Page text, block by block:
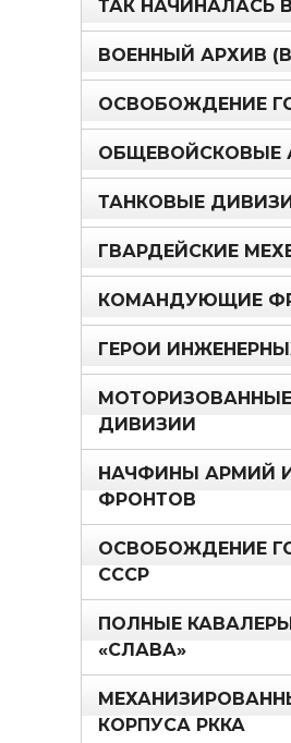
ТАК НАЧИНАЛАСЬ
ВОЕННЫЙ АРХИВ
ОСВОБОЖДЕНИЕ
ОБЩЕВОЙСКОВЫЕ
ТАНКОВЫЕ
ГВАРДЕЙСКИЕ
КОМАНДУЮЩИЕ
ГЕРОИ
МОТОРИЗОВАННЫЕ
ДИВИЗИИ
НАЧФИНЫ АРМИЙ
ФРОНТОВ
ОСВОБОЖДЕНИЕ
СССР
ПОЛНЫЕ
«СЛАВА»
КОРПУСА РККА